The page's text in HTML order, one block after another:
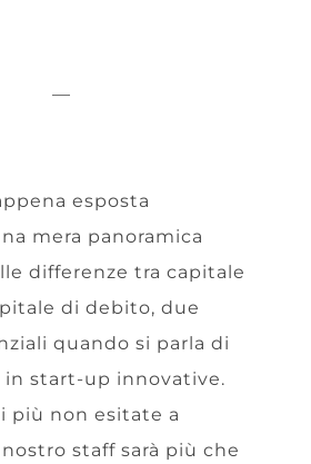
—
esposta
mera panoramica
differenze tra capitale
di debito, due
quando si parla di
start-up innovative.
più non esitate a
staff sarà più che